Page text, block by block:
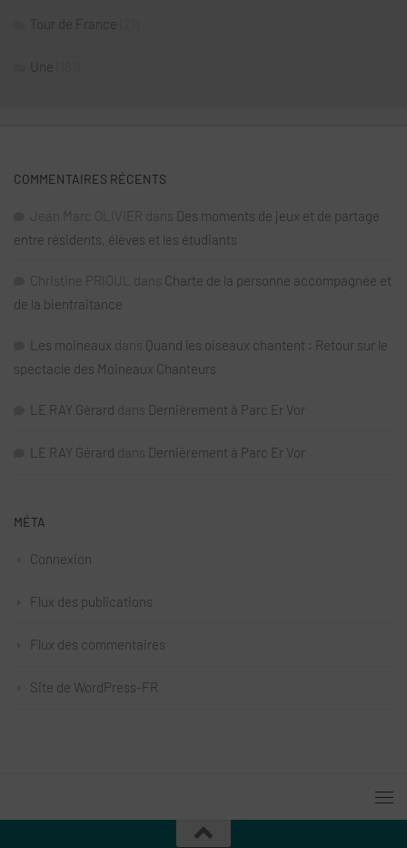
Tour de France
Une
COMMENTAIRES RÉCENTS
Jean Marc OLIVIER dans Des moments de jeux et de partage
entre résidents, élèves et les étudiants
Christine PRIOUL dans Charte de la personne accompagnée et
de la bientraitance
Les moineaux dans Quand les oiseaux chantent : Retour sur le
spectacle des Moineaux Chanteurs
LE RAY Gérard dans Dernièrement à Parc Er Vor
LE RAY Gérard dans Dernièrement à Parc Er Vor
MÉTA
Connexion
Flux des publications
Flux des commentaires
Site de WordPress-FR